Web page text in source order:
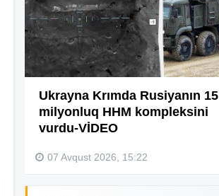
18:01
Rüşvətdə təqsirləndirilən 3
vəzifəli şəxsin məhkəməsi
başlayır
17:59
“Həyat yoldaşın istəmirsə,
17:54
Kiberpolis əməliyyat keçirdi:
Xarici saytları ələ keçirən
Ukrayna Krımda Rusiyanın 15
milyonluq HHM kompleksini
vurdu-VİDEO
07 Avqust 2026, 15:22